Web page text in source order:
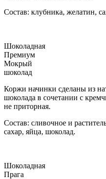
Состав: клубника, желатин,
Шоколадная
Премиум
Мокрый
шоколад
Коржи начинки сделаны из
шоколада в сочетании с
не приторная.
Состав: сливочное и
сахар, яйца, шоколад.
Шоколадная
Прага